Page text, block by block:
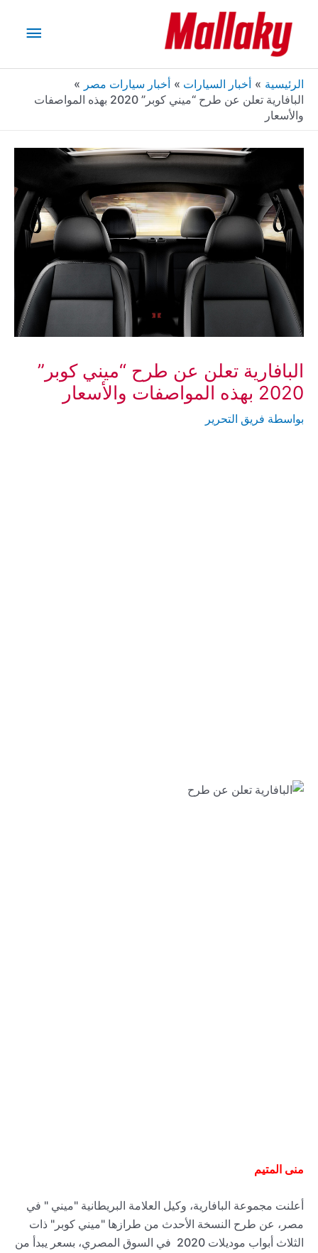
المحتوى
الرئيسية أخبار السيارات
أخبار سيارات مصر
البافارية تعلن عن طرح “ميني كوبر” 2020 بهذه المواصفات
والأسعار
البافارية تعلن عن طرح “ميني كوبر”
2020 بهذه المواصفات والأسعار
بواسطة فريق التحرير
منى المتيم
أعلنت مجموعة البافارية، وكيل العلامة البريطانية "ميني " في
مصر، عن طرح النسخة الأحدث من طرازها "ميني كوبر" ذات
الثلاث أبواب موديلات 2020 في السوق المصري، بسعر يبدأ من